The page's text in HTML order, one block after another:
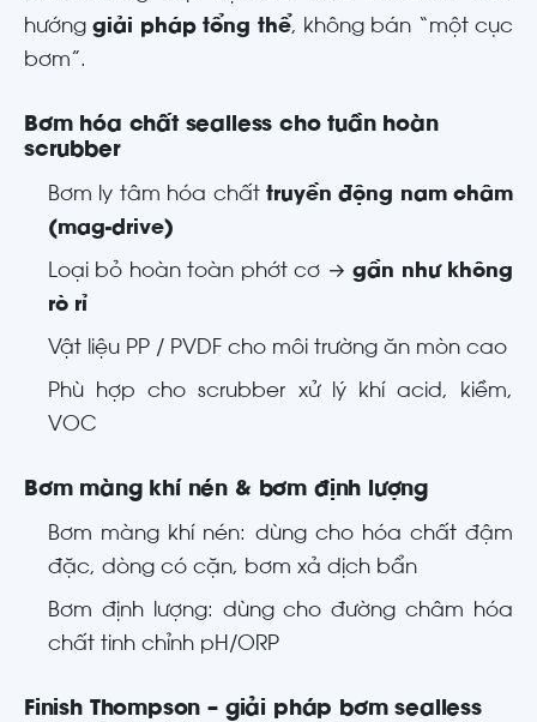
hướnggiải pháp tổng thể, không bán “một cục
bơm”.
Bơm hóa chất sealless cho tuần hoàn
scrubber
Bơm ly tâm hóa chất truyền động nam châm
(mag-drive)
Loại bỏ hoàn toàn phớt cơ →gần như không
rò rỉ
Vật liệu PP / PVDF cho môi trường ăn mòn cao
Phù hợp cho scrubber xử lý khí acid, kiềm,
VOC
Bơm màng khí nén & bơm định lượng
Bơm màng khí nén: dùng cho hóa chất đậm
đặc, dòng có cặn, bơm xả dịch bẩn
Bơm định lượng: dùng cho đường châm hóa
chất tinh chỉnh pH/ORP
Finish Thompson – giải pháp bơm sealless